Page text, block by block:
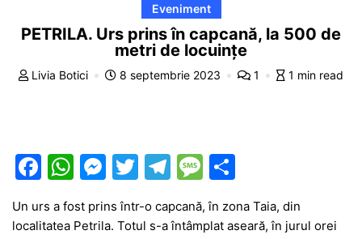
Eveniment
PETRILA. Urs prins în capcană, la 500 de
metri de locuințe
Livia Botici 8 septembrie 2023 1 1 min read
F
c
W
at
M
s
T
itt
T
e
M
e
s ta
Un urs a fost prins într-o capcană, în zona Taia, din
localitatea Petrila. Totul s-a întâmplat aseară, în jurul orei